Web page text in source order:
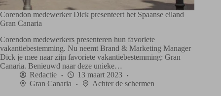
Corendon medewerker Dick presenteert het Spaanse eiland
Gran Canaria
Corendon medewerkers presenteren hun favoriete
vakantiebestemming. Nu neemt Brand & Marketing Manager
Dick je mee naar zijn favoriete vakantiebestemming: Gran
Canaria. Benieuwd naar deze unieke…
Redactie
13 maart 2023
Gran Canaria
Achter de schermen